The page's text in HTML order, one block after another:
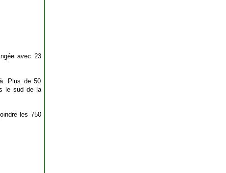
avec 23
Plus de 50
le sud de la
les 750